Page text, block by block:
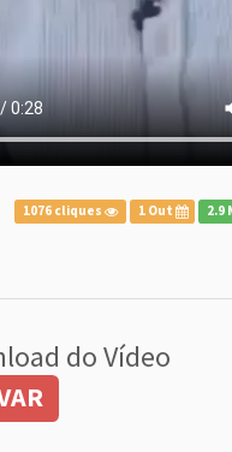
1076 cliques 1 Out 2.9
do Vídeo